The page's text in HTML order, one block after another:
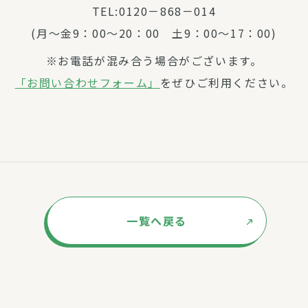
TEL:0120－868－014
(月～金9：00～20：00 土9：00～17：00)
※お電話が混み合う場合がございます。
「お問い合わせフォーム」 をぜひご利用ください。
一覧へ戻る